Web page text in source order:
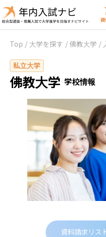
資
Top / 大学を探す / 佛教大学 /
私立大学
佛教大学 学校情報
資料請求リス